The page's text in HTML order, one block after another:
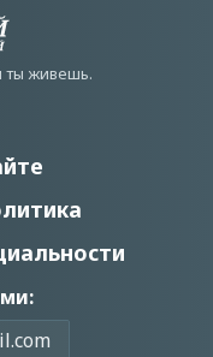
ты живешь.